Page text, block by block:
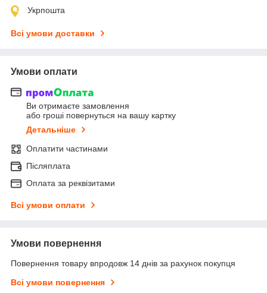
Укрпошта
Всі умови доставки
Умови оплати
Ви отримаєте замовлення
або гроші повернуться на вашу картку
Детальніше
Оплатити частинами
Післяплата
Оплата за реквізитами
Всі умови оплати
Умови повернення
Повернення товару впродовж 14 днів за рахунок покупця
Всі умови повернення